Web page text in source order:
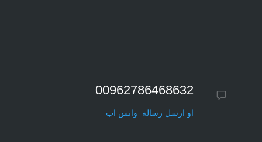
00962786468632
او ارسل رسالة واتس اب